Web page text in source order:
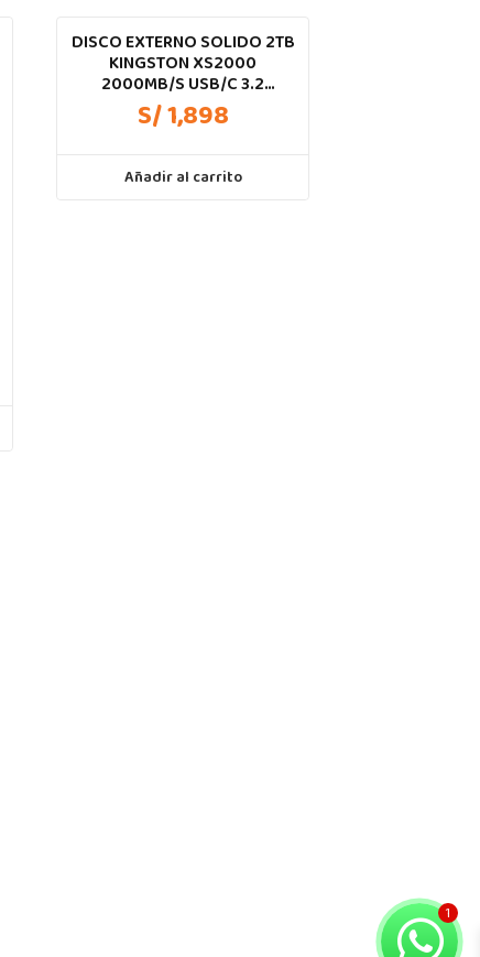
DISCO EXTERNO SOLIDO 2TB
KINGSTON XS2000
2000MB/S USB/C 3.2
GEN2X2
S/ 1,898
Añadir al carrito